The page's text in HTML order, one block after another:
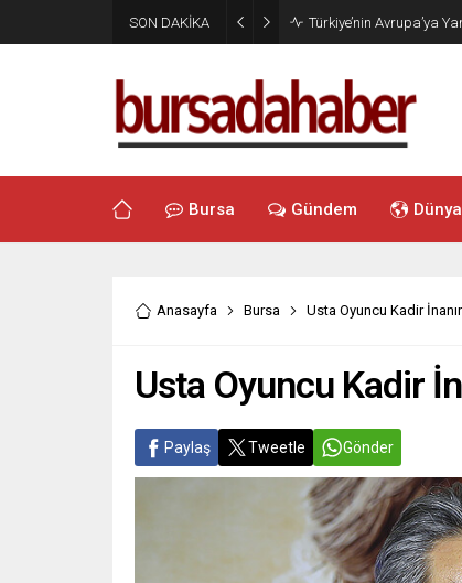
SON DAKİKA Türkiye’nin Avrupa’ya
Bursa Gündem Dünya
Anasayfa Bursa Usta Oyuncu Kadir
Usta Oyuncu Kadir
Paylaş Tweetle Gönder